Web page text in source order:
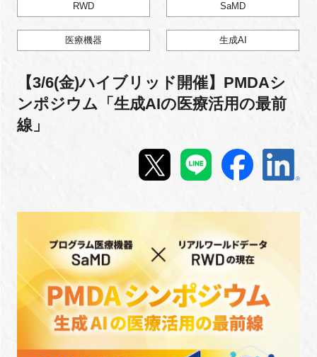
マイページ
インタビュー・コラム
ニュース・掲示板
LINK-Jを知る
RWD SaMD
医療機器 生成AI
【3/6(金)ハイブリッド開催】PMDAシ
ンポジウム「生成AIの医療活用の最前
線」